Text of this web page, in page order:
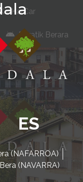
ES
(NAFARROA)
(NAVARRA)
Beratik Berara